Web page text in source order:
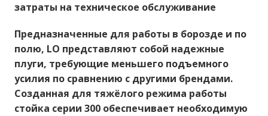
затраты на техническое обслуживание
Предназначенные для работы в борозде и по
полю, LO представляют собой надежные
плуги, требующие меньшего подъемного
усилия по сравнению с другими брендами.
Созданная для тяжёлого режима работы
стойка серии 300 обеспечивает необходимую